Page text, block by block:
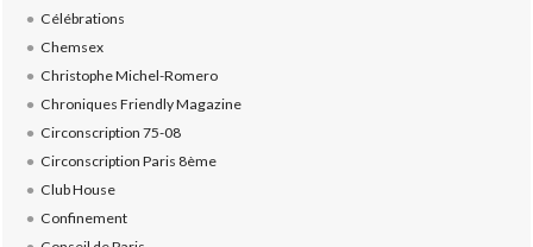
Célébrations
Chemsex
Christophe Michel-Romero
Chroniques Friendly Magazine
Circonscription 75-08
Circonscription Paris 8ème
Club House
Confinement